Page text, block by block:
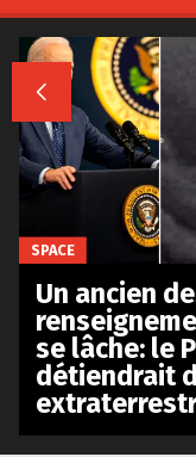

SPACE
Un ancien
se lâche: le
détiendrait